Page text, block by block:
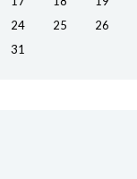
24
25 26
31